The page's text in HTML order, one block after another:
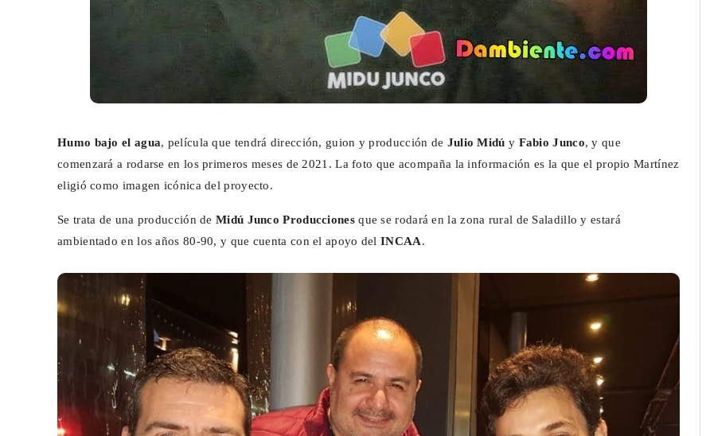
Humo bajo el agua, película que tendrá dirección, guion y producción de Julio Midú y Fabio Junco, y que
comenzará a rodarse en los primeros meses de 2021. La foto que acompaña la información es la que el propio Martínez
eligió como imagen icónica del proyecto.
Se trata de una producción de Midú Junco Produccionesque se rodará en la zona rural de Saladillo y estará
ambientado en los años 80-90, y que cuenta con el apoyo del INCAA.